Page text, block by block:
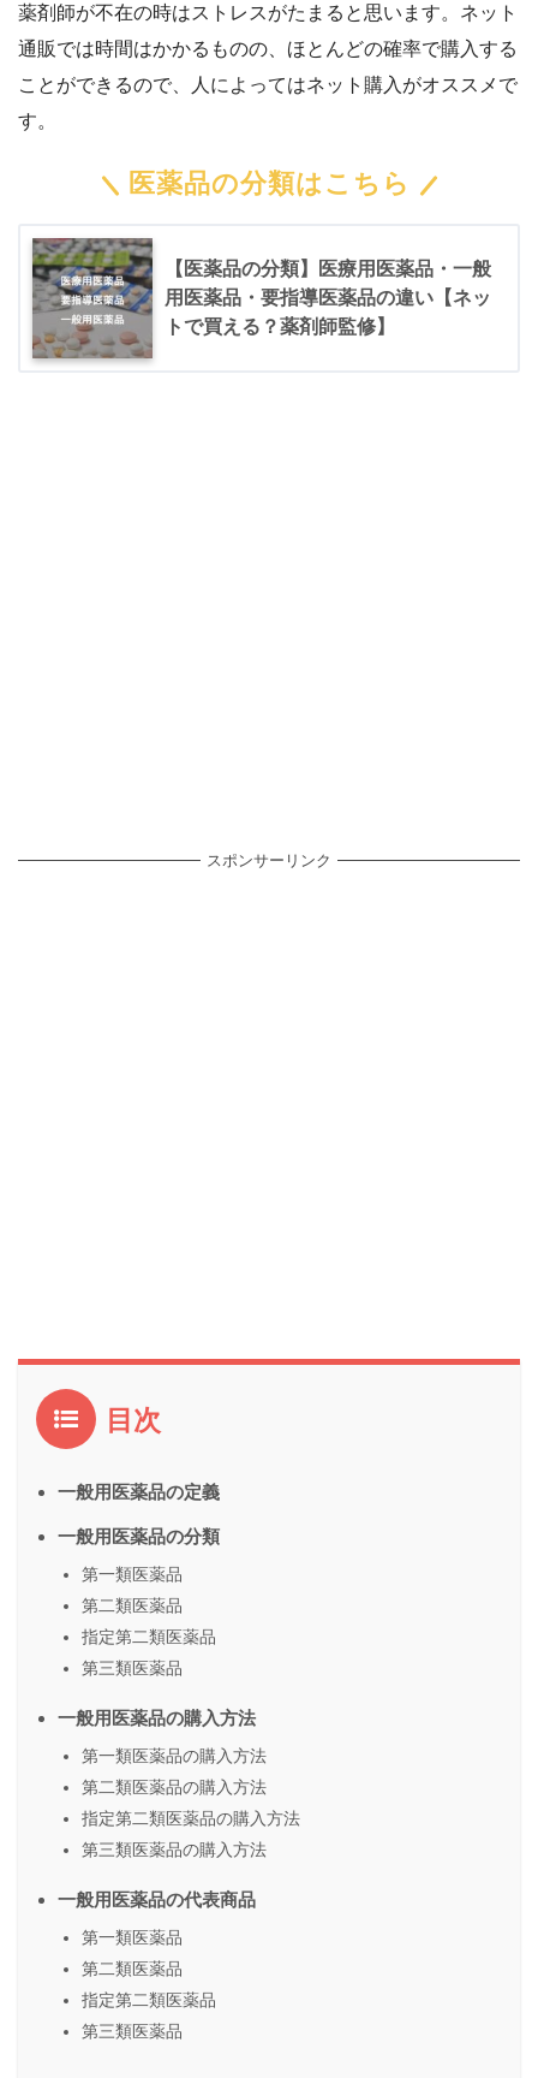
薬剤師が不在の時はストレスがたまると思います。ネット
通販では時間はかかるものの、ほとんどの確率で購入する
ことができるので、人によってはネット購入がオススメで
す。
医薬品の分類はこちら
【医薬品の分類】医療用医薬品・一般
用医薬品・要指導医薬品の違い【ネッ
トで買える？薬剤師監修】
スポンサーリンク
目次
一般用医薬品の定義
一般用医薬品の分類
第一類医薬品
第二類医薬品
指定第二類医薬品
第三類医薬品
一般用医薬品の購入方法
第一類医薬品の購入方法
第二類医薬品の購入方法
指定第二類医薬品の購入方法
第三類医薬品の購入方法
一般用医薬品の代表商品
第一類医薬品
第二類医薬品
指定第二類医薬品
第三類医薬品